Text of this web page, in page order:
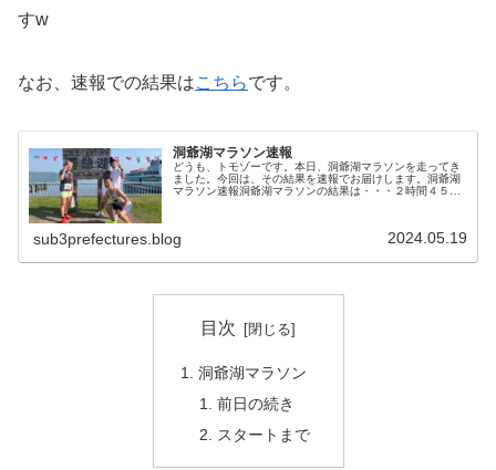
すw
なお、速報での結果はこちらです。
洞爺湖マラソン速報
どうも、トモゾーです。本日、洞爺湖マラソンを走ってき
ました。今回は、その結果を速報でお届けします。洞爺湖
マラソン速報洞爺湖マラソンの結果は・・・２時間４５分
sub3prefectures.blog 2024.05.19
目次
洞爺湖マラソン
前日の続き
スタートまで